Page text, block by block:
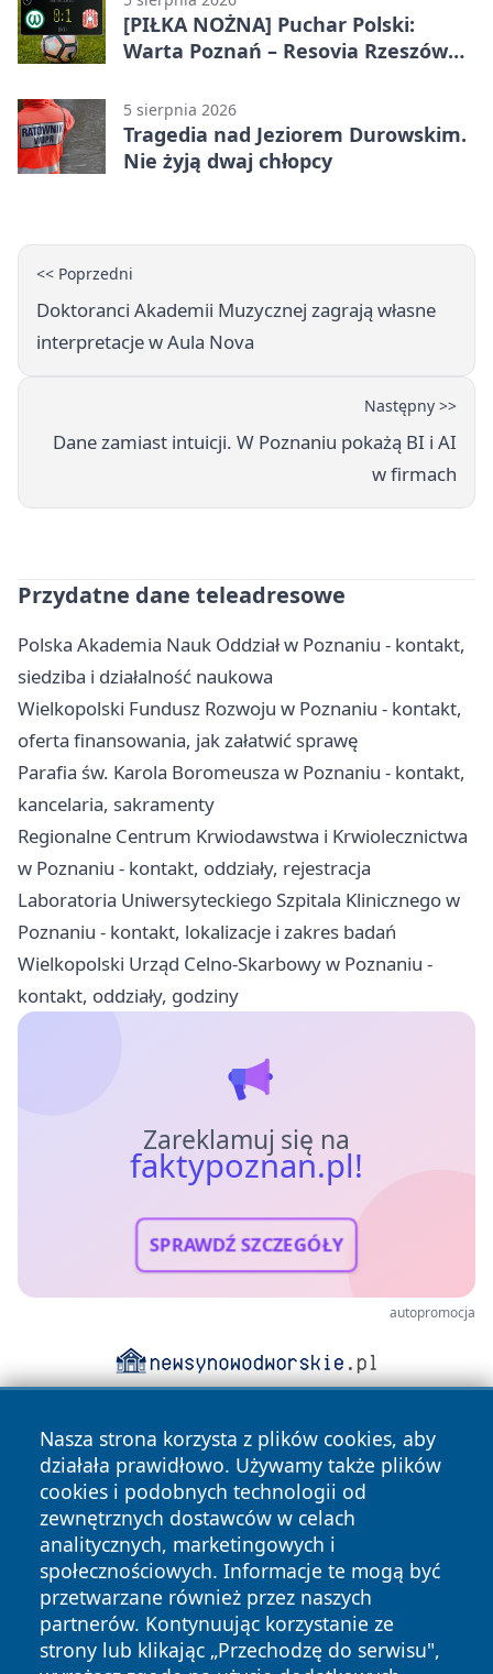
[PIŁKA NOŻNA] Puchar Polski:
Warta Poznań – Resovia Rzeszów
gospodarzy
5 sierpnia 2026
Tragedia nad Jeziorem Durowskim.
Nie żyją dwaj chłopcy
<< Poprzedni
Doktoranci Akademii Muzycznej zagrają własne
interpretacje w Aula Nova
Następny >>
Dane zamiast intuicji. W Poznaniu pokażą BI i AI
w firmach
Przydatne dane teleadresowe
Polska Akademia Nauk Oddział w Poznaniu - kontakt,
siedziba i działalność naukowa
Wielkopolski Fundusz Rozwoju w Poznaniu - kontakt,
oferta finansowania, jak załatwić sprawę
Parafia św. Karola Boromeusza w Poznaniu - kontakt,
kancelaria, sakramenty
Regionalne Centrum Krwiodawstwa i Krwiolecznictwa
w Poznaniu - kontakt, oddziały, rejestracja
Laboratoria Uniwersyteckiego Szpitala Klinicznego w
Poznaniu - kontakt, lokalizacje i zakres badań
Wielkopolski Urząd Celno-Skarbowy w Poznaniu -
kontakt, oddziały, godziny
Zareklamuj się na
faktypoznan.pl!
SPRAWDŹ SZCZEGÓŁY
autopromocja
Nasza strona korzysta z plików cookies, aby
działała prawidłowo. Używamy także plików
cookies i podobnych technologii od
zewnętrznych dostawców w celach
analitycznych, marketingowych i
społecznościowych. Informacje te mogą być
przetwarzane również przez naszych
partnerów. Kontynuując korzystanie ze
strony lub klikając „Przechodzę do serwisu",
Copyright © 2026 faktypoznan.pl Wszystkie prawa
zastrzeżone.
Autorzy
Polityka
Polityka